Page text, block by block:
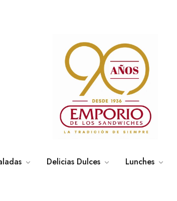
Delicias Dulces Lunches